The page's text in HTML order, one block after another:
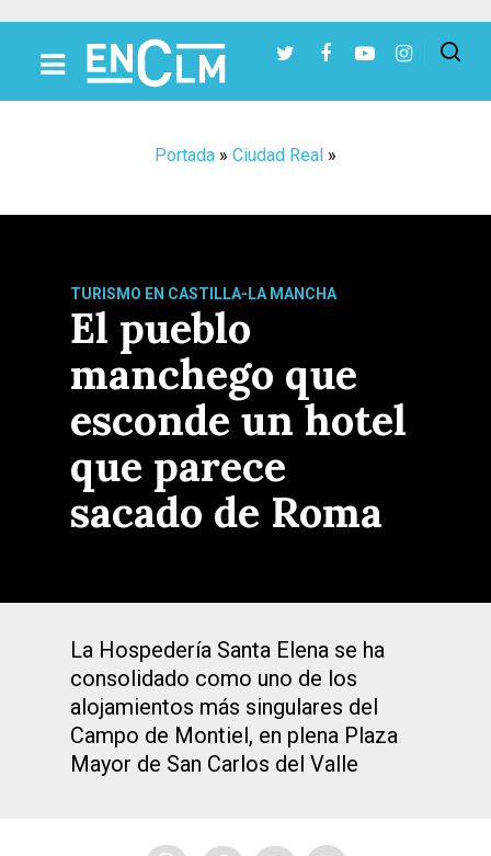
Portada » Ciudad Real »
TURISMO EN CASTILLA-LA MANCHA
El pueblo
manchego que
esconde un hotel
que parece
sacado de Roma
La Hospedería Santa Elena se ha
consolidado como uno de los
alojamientos más singulares del
Campo de Montiel, en plena Plaza
Mayor de San Carlos del Valle